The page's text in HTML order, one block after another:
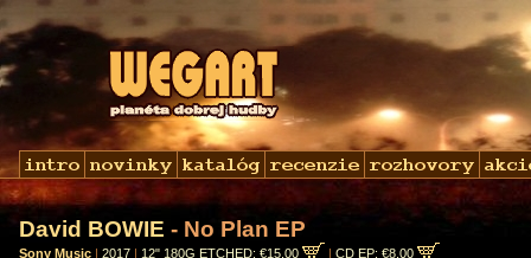
David BOWIE - No Plan EP
Sony Music | 2017 | 12" 180G ETCHED: €15,00 | CD EP: €8,00